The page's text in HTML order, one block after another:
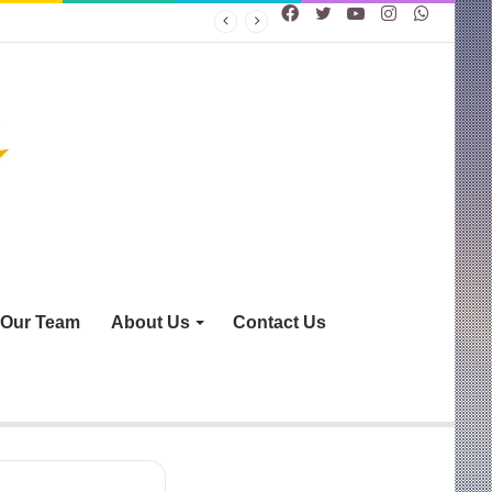
Instagram
YouTube
Twitter
Facebook
Our Team About Us Contact Us